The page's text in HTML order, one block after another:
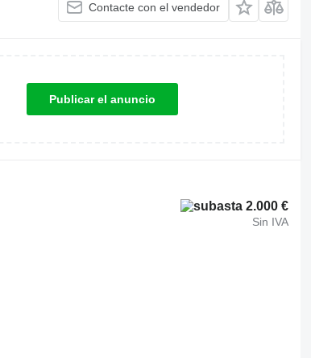
Contacte con el vendedor
Publicar el anuncio
2.000 €
Sin IVA